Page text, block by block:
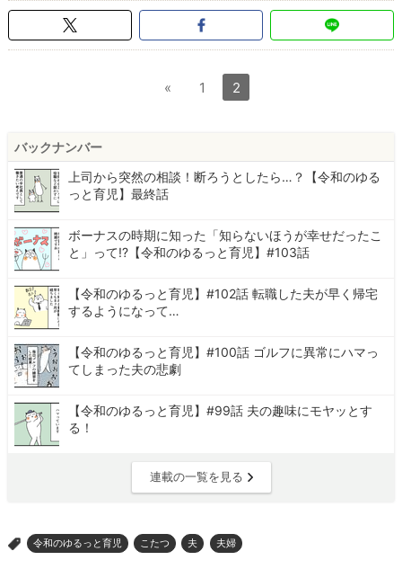
« 1 2
バックナンバー
上司から突然の相談！断ろうとしたら…？【令和のゆる
っと育児】最終話
ボーナスの時期に知った「知らないほうが幸せだったこ
と」って!?【令和のゆるっと育児】#103話
【令和のゆるっと育児】#102話 転職した夫が早く帰宅
するようになって…
【令和のゆるっと育児】#100話 ゴルフに異常にハマっ
てしまった夫の悲劇
【令和のゆるっと育児】#99話 夫の趣味にモヤッとす
る！
連載の一覧を見る
> 令和のゆるっと育児 こたつ 夫 夫婦